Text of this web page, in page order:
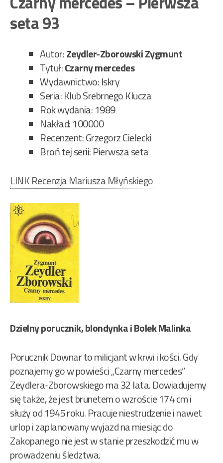
seta 93
Autor:Zeydler-Zborowski Zygmunt
Tytuł:Czarny mercedes
Wydawnictwo: Iskry
Seria: Klub Srebrnego Klucza
Rok wydania: 1989
Nakład: 100000
Recenzent: Grzegorz Cielecki
Broń tej serii: Pierwsza seta
LINK Recenzja Mariusza Młyńskiego
Dzielny porucznik, blondynka i Bolek Malinka
Porucznik Downar to milicjant w krwi i kości. Gdy
poznajemy go w powieści „Czarny mercedes”
Zeydlera-Zborowskiego ma 32 lata. Dowiadujemy
się także, że jest brunetem o wzroście 174 cm i
służy od 1945 roku. Pracuje niestrudzenie i nawet
urlop i zaplanowany wyjazd na miesiąc do
Zakopanego nie jest w stanie przeszkodzić mu w
prowadzeniu śledztwa.